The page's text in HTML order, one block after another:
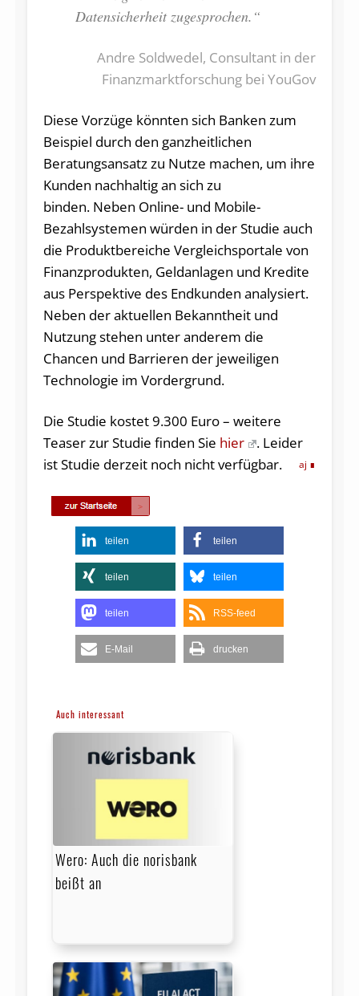
Datensicherheit zugesprochen.“
Andre Soldwedel, Consultant in der
Finanzmarktforschung bei YouGov
Diese Vorzüge könnten sich Banken zum
Beispiel durch den ganzheitlichen
Beratungsansatz zu Nutze machen, um ihre
Kunden nachhaltig an sich zu
binden. Neben Online- und Mobile-
Bezahlsystemen würden in der Studie auch
die Produktbereiche Vergleichsportale von
Finanzprodukten, Geldanlagen und Kredite
aus Perspektive des Endkunden analysiert.
Neben der aktuellen Bekanntheit und
Nutzung stehen unter anderem die
Chancen und Barrieren der jeweiligen
Technologie im Vordergrund.
Die Studie kostet 9.300 Euro – weitere
Teaser zur Studie finden Sie hier
. Leider
ist Studie derzeit noch nicht verfügbar.
aj
teilen teilen
teilen teilen
teilen RSS-feed
E-Mail drucken
Auch interessant
Wero: Auch die norisbank
beißt an